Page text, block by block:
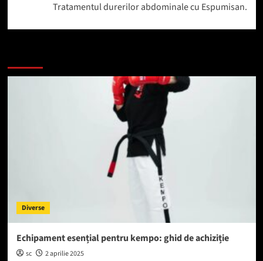
Tratamentul durerilor abdominale cu Espumisan.
Diverse
Echipament esențial pentru kempo: ghid de achiziție
sc 2 aprilie 2025